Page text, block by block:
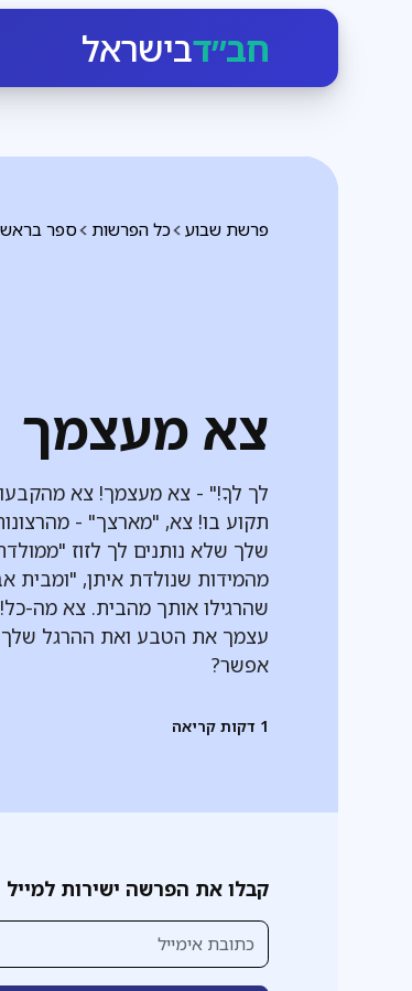
חב״דבישראל
ספר כל הפרשות פרשת שבוע
צא מעצמך
לך לךָ!" - צא מעצמך! צא
תקוע בו! צא, "מארצך" -
שלך שלא נותנים לך לזוז
מהמידות שנולדת איתן, "ומבית
שהרגילו אותך מהבית. צא מה-
עצמך את הטבע ואת ההרגל
אפשר?
1 דקות קריאה
קבלו את הפרשה ישירות למייל